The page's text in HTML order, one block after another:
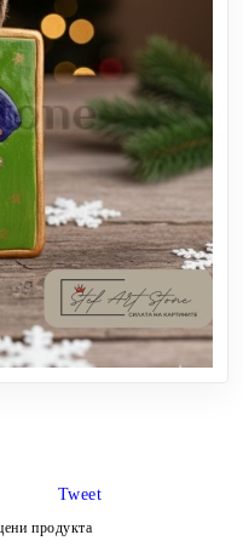
Tweet
продукта